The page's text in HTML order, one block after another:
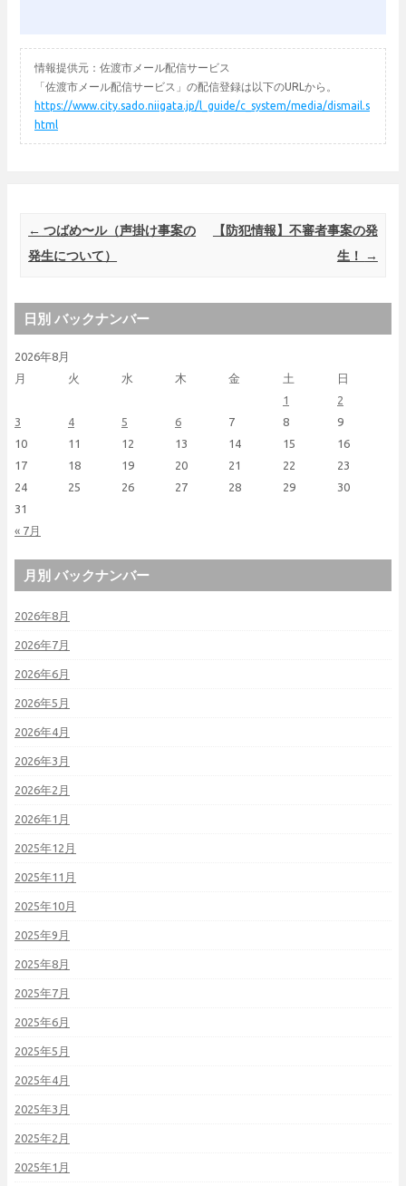
情報提供元：佐渡市メール配信サービス
「佐渡市メール配信サービス」の配信登録は以下のURLから。
https://www.city.sado.niigata.jp/l_guide/c_system/media/dismail.s
html
Post navigation
← つばめ〜ル（声掛け事案の
発生について）
【防犯情報】不審者事案の発
生！
→
日別 バックナンバー
2026年8月
月
火 水 木 金 土 日
« 7月
1
2
3
4 5 6 7 8
9
10
11 12 13 14 15
16
17
18 19 20 21 22
23
24
25 26 27 28 29
30
31
月別 バックナンバー
2026年8月
2026年7月
2026年6月
2026年5月
2026年4月
2026年3月
2026年2月
2026年1月
2025年12月
2025年11月
2025年10月
2025年9月
2025年8月
2025年7月
2025年6月
2025年5月
2025年4月
2025年3月
2025年2月
2025年1月